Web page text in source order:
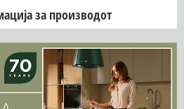
за производот